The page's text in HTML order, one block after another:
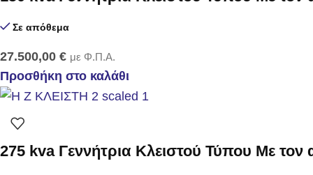
Σε απόθεμα
27.500,00 € με Φ.Π.Α.
Προσθήκη στο καλάθι
275 kva Γεννήτρια Κλειστού Τύπου Με